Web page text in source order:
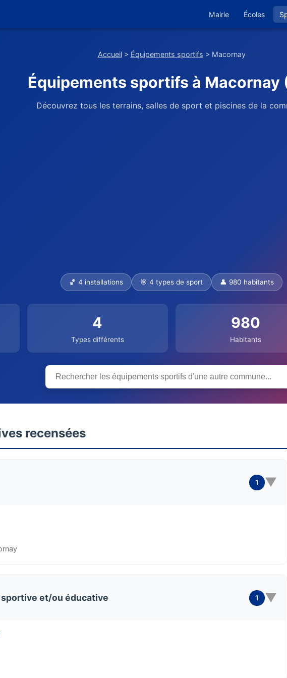
Mairie Écoles
Accueil> Équipements sportifs > Macornay
Équipements sportifs à Macornay
Découvrez tous les terrains, salles de sport et piscines de la
🏀 4 installations 🎯 4 types de sport 👤 980 habitants
4
Types différents
980
Habitants
recensées
1 ▼
et/ou éducative 1 ▼